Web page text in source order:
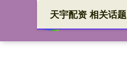
天宇配资 相关话题